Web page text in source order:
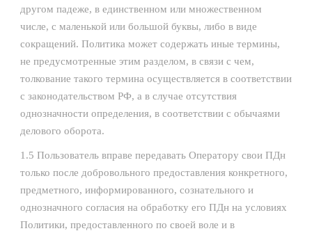
другом падеже, в единственном или множественном
числе, с маленькой или большой буквы, либо в виде
сокращений. Политика может содержать иные термины,
не предусмотренные этим разделом, в связи с чем,
толкование такого термина осуществляется в соответствии
с законодательством РФ, а в случае отсутствия
однозначности определения, в соответствии с обычаями
делового оборота.
1.5 Пользователь вправе передавать Оператору свои ПДн
только после добровольного предоставления конкретного,
предметного, информированного, сознательного и
однозначного согласия на обработку его ПДн на условиях
Политики, предоставленного по своей воле и в